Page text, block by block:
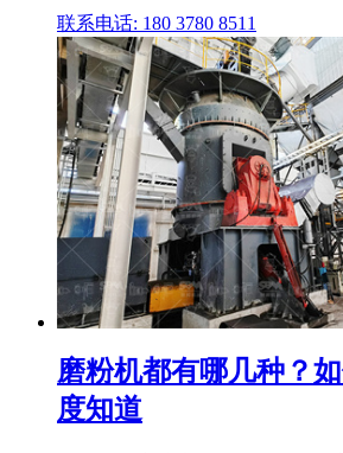
联系电话: 180 3780 8511
磨粉机都有哪几种？
度知道